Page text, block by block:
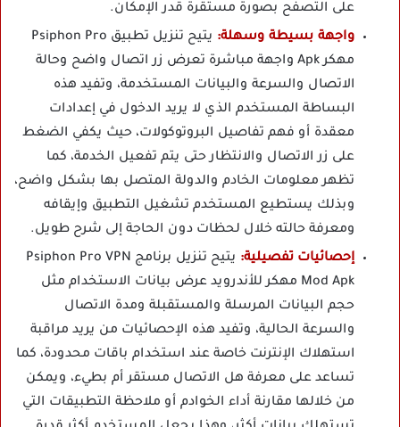
على التصفح بصورة مستقرة قدر الإمكان.
واجهة بسيطة وسهلة:
يتيح تنزيل تطبيق Psiphon Pro
مهكر Apk واجهة مباشرة تعرض زر اتصال واضح وحالة
الاتصال والسرعة والبيانات المستخدمة، وتفيد هذه
البساطة المستخدم الذي لا يريد الدخول في إعدادات
معقدة أو فهم تفاصيل البروتوكولات، حيث يكفي الضغط
على زر الاتصال والانتظار حتى يتم تفعيل الخدمة، كما
تظهر معلومات الخادم والدولة المتصل بها بشكل واضح،
وبذلك يستطيع المستخدم تشغيل التطبيق وإيقافه
ومعرفة حالته خلال لحظات دون الحاجة إلى شرح طويل.
إحصائيات تفصيلية:
يتيح تنزيل برنامج Psiphon Pro VPN
Mod Apk مهكر للأندرويد عرض بيانات الاستخدام مثل
حجم البيانات المرسلة والمستقبلة ومدة الاتصال
والسرعة الحالية، وتفيد هذه الإحصائيات من يريد مراقبة
استهلاك الإنترنت خاصة عند استخدام باقات محدودة، كما
تساعد على معرفة هل الاتصال مستقر أم بطيء، ويمكن
من خلالها مقارنة أداء الخوادم أو ملاحظة التطبيقات التي